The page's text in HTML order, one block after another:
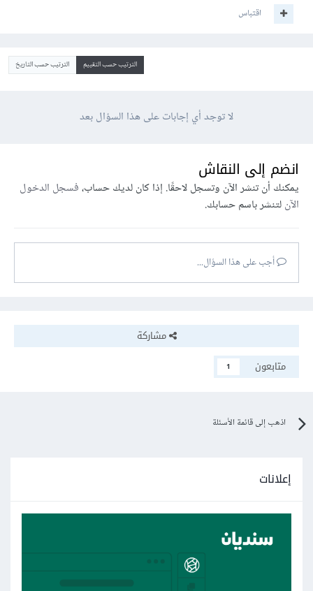
اقتباس
الترتيب حسب التقييم الترتيب حسب التاريخ
لا توجد أي إجابات على هذا السؤال بعد
انضم إلى النقاش
يمكنك أن تنشر الآن وتسجل لاحقًا. إذا كان لديك حساب،فسجل الدخول
الآنلتنشر باسم حسابك.
أجب على هذا السؤال...
مشاركة
متابعون
1
اذهب إلى قائمة الأسئلة
إعلانات